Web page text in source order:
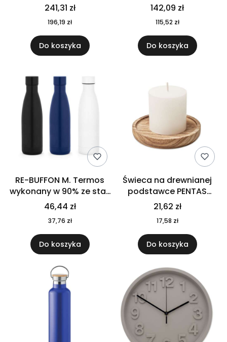
241,31 zł
196,19 zł
Do koszyka
142,09 zł
115,52 zł
Do koszyka
RE-BUFFON M. Termos
wykonany w 90% ze stali
nierdzewnej
pochodzącej z
recyklingu 520 ml 94294
46,44 zł
37,76 zł
Do koszyka
Świeca na drewnianej
podstawce PENTAS
MO6282-40
21,62 zł
17,58 zł
Do koszyka